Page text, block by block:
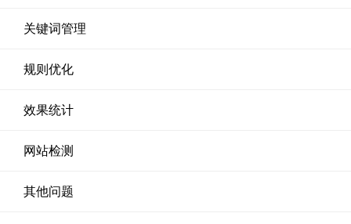
关键词管理
规则优化
效果统计
网站检测
其他问题